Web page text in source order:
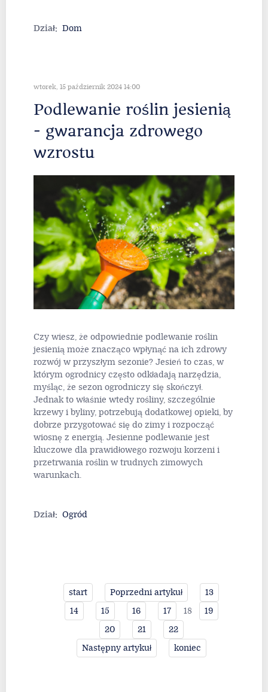
Dział: Dom
wtorek, 15 październik 2024 14:00
Podlewanie roślin jesienią
- gwarancja zdrowego
wzrostu
Czy wiesz, że odpowiednie podlewanie roślin
jesienią może znacząco wpłynąć na ich zdrowy
rozwój w przyszłym sezonie? Jesień to czas, w
którym ogrodnicy często odkładają narzędzia,
myśląc, że sezon ogrodniczy się skończył.
Jednak to właśnie wtedy rośliny, szczególnie
krzewy i byliny, potrzebują dodatkowej opieki, by
dobrze przygotować się do zimy i rozpocząć
wiosnę z energią. Jesienne podlewanie jest
kluczowe dla prawidłowego rozwoju korzeni i
przetrwania roślin w trudnych zimowych
warunkach.
Dział: Ogród
start Poprzedni artykuł
13
14
15 16 17 18
19
20
21
22
Następny artykuł
koniec